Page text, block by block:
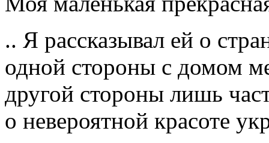
.. Я рассказывал ей о
одной стороны с домом
другой стороны лишь
о невероятной красоте